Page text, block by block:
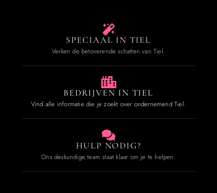
SPECIAAL IN TIEL
Verken de betoverende schatten van Tiel.
BEDRIJVEN IN TIEL
Vind alle informatie die je zoekt over ondernemend Tiel.
HULP NODIG?
Ons deskundige team staat klaar om je te helpen.